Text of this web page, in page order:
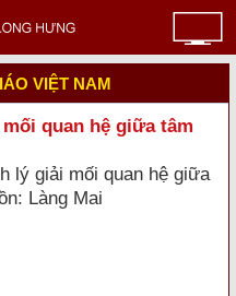
VIỆT NAM
quan hệ giữa tâm
lý giải mối quan hệ giữa
Làng Mai